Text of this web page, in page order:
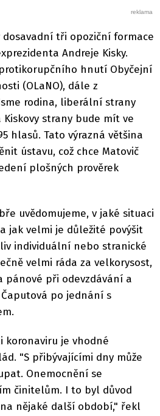
dosavadní tři opoziční formace
Andreje Kisky.
hnutí Obyčejní
(OLaNO), dále z
rodina, liberální strany
strany bude mít ve
hlasů. Tato výrazná většina
ústavu, což chce Matovič
plošných prověrek
uvědomujeme, v jaké situaci
jak velmi je důležité povýšit
individuální nebo stranické
velmi ráda za velkorysost,
pánové při odevzdávání a
po jednání s
koronaviru je vhodné
"S přibývajícími dny může
Onemocnění se
činitelům. I to byl důvod
nějaké další období," řekl